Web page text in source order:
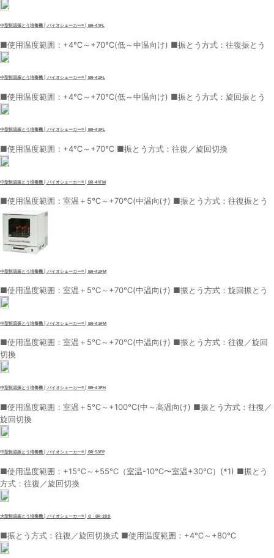
中型恒温振とう培養機 | バイオシェーカー® | BR-41FL
■使用温度範囲：+4℃～+70℃(低～中温向け) ■振とう方式：往復振とう
中型恒温振とう培養機 | バイオシェーカー® | BR-42FL
■使用温度範囲：+4℃～+70℃(低～中温向け) ■振とう方式：旋回振とう
中型恒温振とう培養機 | バイオシェーカー® | BR-43FL
■使用温度範囲：+4℃～+70℃ ■振とう方式：往復／旋回切換
中型恒温振とう培養機 | バイオシェーカー® | BR-41FM
■使用温度範囲：室温＋5℃～+70℃(中温向け) ■振とう方式：往復振とう
中型恒温振とう培養機 | バイオシェーカー® | BR-42FM
■使用温度範囲：室温＋5℃～+70℃(中温向け) ■振とう方式：旋回振とう
中型恒温振とう培養機 | バイオシェーカー® | BR-43FM
■使用温度範囲：室温＋5℃～+70℃(中温向け) ■振とう方式：往復／旋回
切換
中型恒温振とう培養機 | バイオシェーカー® | BR-43FH
■使用温度範囲：室温＋5℃～+100℃(中～高温向け) ■振とう方式：往復／
旋回切換
中型恒温振とう培養機 | バイオシェーカー® | BR-53FP
■使用温度範囲：+15℃～+55℃（室温-10℃〜室温+30℃）(*1) ■振とう
方式：往復／旋回切換
大型恒温振とう培養機 | バイオシェーカー® | G・BR-200
■振とう方式：往復／旋回切換式 ■使用温度範囲：+4℃～+80℃